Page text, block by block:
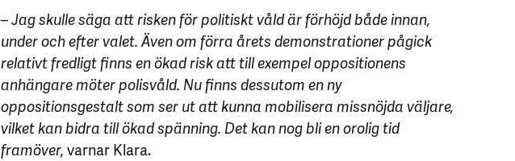
–Jag skulle säga att risken för politiskt våld är förhöjd både innan,
under och efter valet. Även om förra årets demonstrationer pågick
relativt fredligt finns en ökad risk att till exempel oppositionens
anhängare möter polisvåld. Nu finns dessutom en ny
oppositionsgestalt som ser ut att kunna mobilisera missnöjda väljare,
vilket kan bidra till ökad spänning. Det kan nog bli en orolig tid
framöver,varnar Klara.